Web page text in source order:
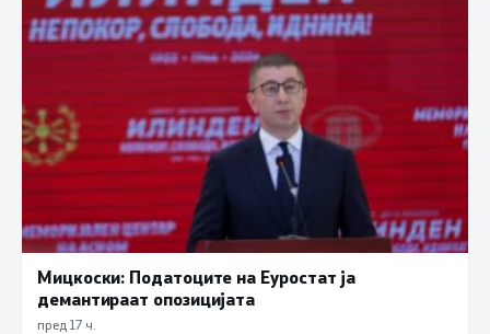
Мицкоски: Податоците на Еуростат ја
демантираат опозицијата
пред 17 ч.